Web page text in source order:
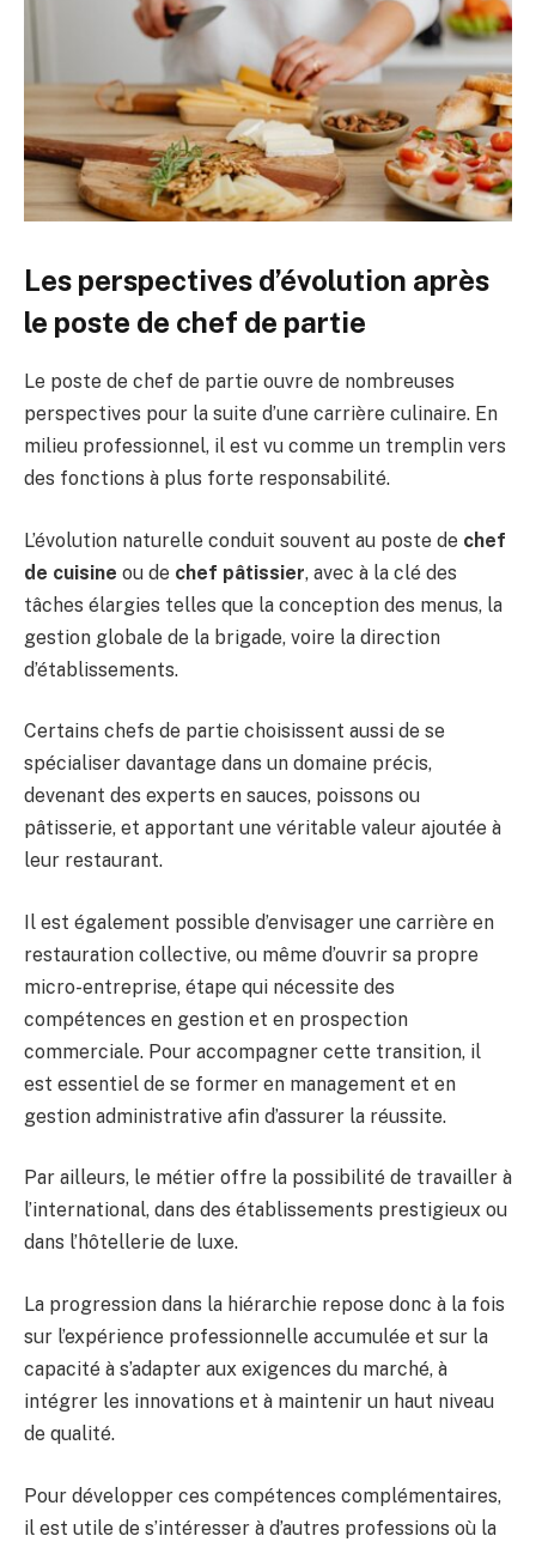
Les perspectives d’évolution après
le poste de chef de partie
Le poste de chef de partie ouvre de nombreuses
perspectives pour la suite d’une carrière culinaire. En
milieu professionnel, il est vu comme un tremplin vers
des fonctions à plus forte responsabilité.
L’évolution naturelle conduit souvent au poste de chef
de cuisine ou de chef pâtissier, avec à la clé des
tâches élargies telles que la conception des menus, la
gestion globale de la brigade, voire la direction
d’établissements.
Certains chefs de partie choisissent aussi de se
spécialiser davantage dans un domaine précis,
devenant des experts en sauces, poissons ou
pâtisserie, et apportant une véritable valeur ajoutée à
leur restaurant.
Il est également possible d’envisager une carrière en
restauration collective, ou même d’ouvrir sa propre
micro-entreprise, étape qui nécessite des
compétences en gestion et en prospection
commerciale. Pour accompagner cette transition, il
est essentiel de se former en management et en
gestion administrative afin d’assurer la réussite.
Par ailleurs, le métier offre la possibilité de travailler à
l’international, dans des établissements prestigieux ou
dans l’hôtellerie de luxe.
La progression dans la hiérarchie repose donc à la fois
sur l’expérience professionnelle accumulée et sur la
capacité à s’adapter aux exigences du marché, à
intégrer les innovations et à maintenir un haut niveau
de qualité.
Pour développer ces compétences complémentaires,
il est utile de s’intéresser à d’autres professions où la